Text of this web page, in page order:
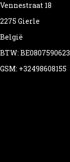
Vennestraat 18
2275 Gierle
België
BTW: BE0807590623
GSM: +32498608155